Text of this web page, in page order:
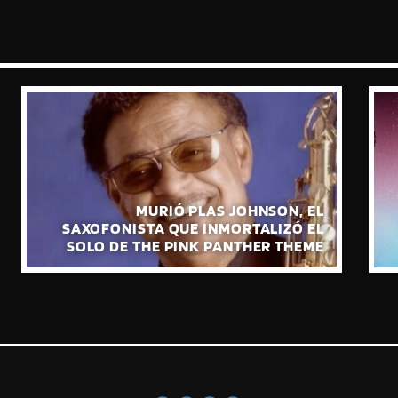
PAUL MCCARTNEY PRESENTA “THE
BOYS OF DUNGEON LANE”, SU NUEVO
ÁLBUM DE ESTUDIO